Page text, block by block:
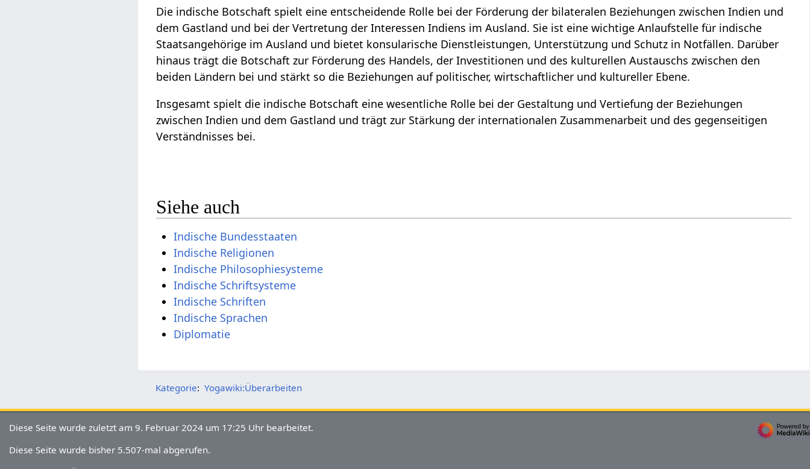
Die indische Botschaft spielt eine entscheidende Rolle bei der Förderung der bilateralen Beziehungen zwischen Indien und
dem Gastland und bei der Vertretung der Interessen Indiens im Ausland. Sie ist eine wichtige Anlaufstelle für indische
Staatsangehörige im Ausland und bietet konsularische Dienstleistungen, Unterstützung und Schutz in Notfällen. Darüber
hinaus trägt die Botschaft zur Förderung des Handels, der Investitionen und des kulturellen Austauschs zwischen den
beiden Ländern bei und stärkt so die Beziehungen auf politischer, wirtschaftlicher und kultureller Ebene.
Insgesamt spielt die indische Botschaft eine wesentliche Rolle bei der Gestaltung und Vertiefung der Beziehungen
zwischen Indien und dem Gastland und trägt zur Stärkung der internationalen Zusammenarbeit und des gegenseitigen
Verständnisses bei.
Siehe auch
Indische Bundesstaaten
Indische Religionen
Indische Philosophiesysteme
Indische Schriftsysteme
Indische Schriften
Indische Sprachen
Diplomatie
Kategorie: Yogawiki:Überarbeiten
Diese Seite wurde zuletzt am 9. Februar 2024 um 17:25 Uhr bearbeitet.
Diese Seite wurde bisher 5.507-mal abgerufen.